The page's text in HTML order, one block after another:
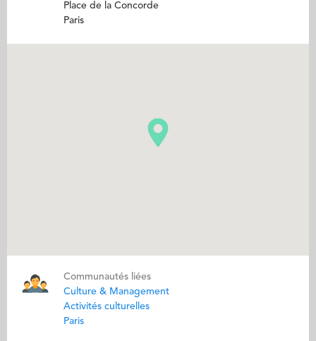
Place de la Concorde
Paris
Communautés liées
Culture & Management
Activités culturelles
Paris